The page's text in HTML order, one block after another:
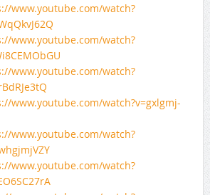
www.youtube.com/watch?
www.youtube.com/watch?
www.youtube.com/watch?
www.youtube.com/watch?v=gxlgmj-
www.youtube.com/watch?
www.youtube.com/watch?